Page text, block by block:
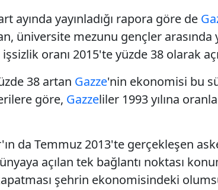
ayında yayınladığı rapora göre de
üniversite mezunu gençler arasında
oranı 2015'te yüzde 38 olarak
38 artan Gazze'nin ekonomisi bu
göre, Gazzeliler 1993 yılına
da Temmuz 2013'te gerçekleşen
açılan tek bağlantı noktası
kapatması şehrin ekonomisindeki